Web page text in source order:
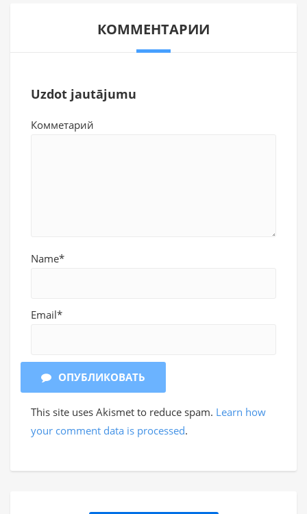
КОММЕНТАРИИ
Uzdot jautājumu
Комметарий
Name*
Email*
ОПУБЛИКОВАТЬ
This site uses Akismet to reduce spam. Learn how
your comment data is processed.